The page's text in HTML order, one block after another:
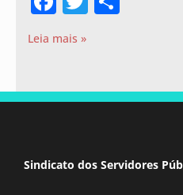
Leia mais »
Sindicato dos Servidores